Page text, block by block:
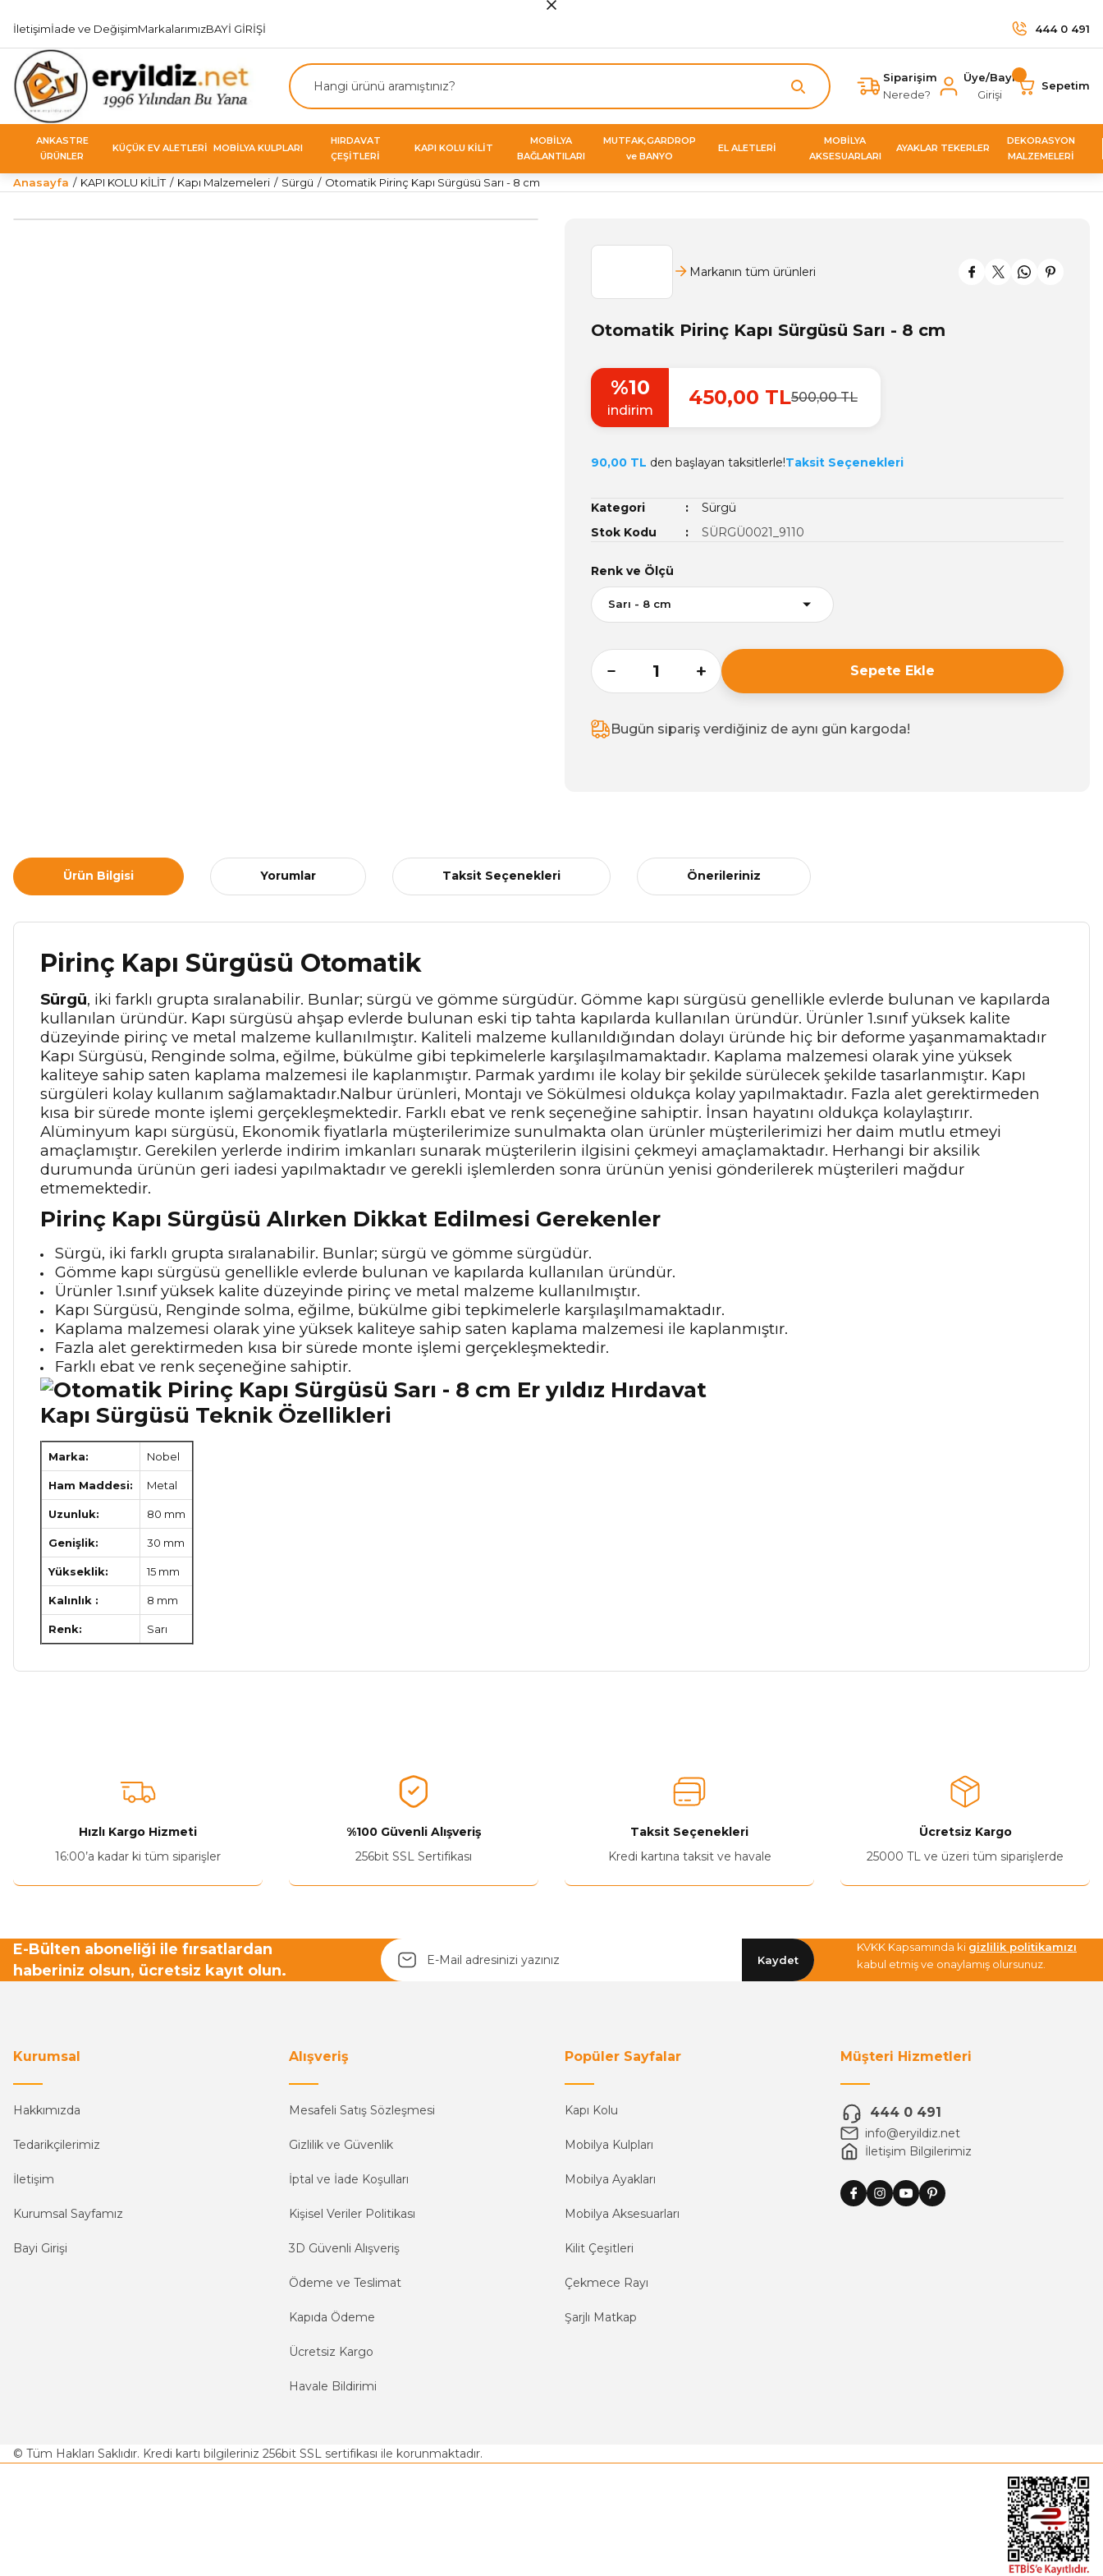
İletişimİade ve DeğişimMarkalarımızBAYİ GİRİŞİ 444 0 491
Siparişim
Nerede?
Üye/Bayi
Girişi
Sepetim
ANKASTRE
ÜRÜNLER
KÜÇÜK EV ALETLERİ MOBİLYA KULPLARI
HIRDAVAT
ÇEŞİTLERİ
KAPI KOLU KİLİT
MOBİLYA
BAĞLANTILARI
MUTFAK,GARDROP
ve BANYO
EL ALETLERİ
MOBİLYA
AKSESUARLARI
AYAKLAR TEKERLER
DEKORASYON
MALZEMELERİ
Anasayfa KAPI KOLU KİLİT Kapı Malzemeleri Sürgü Otomatik Pirinç Kapı Sürgüsü Sarı - 8 cm
Markanın tüm ürünleri
Otomatik Pirinç Kapı Sürgüsü Sarı - 8 cm
%10
indirim
450,00 TL500,00 TL
90,00 TL den başlayan taksitlerle!Taksit Seçenekleri
Kategori
Sürgü
Stok Kodu
SÜRGÜ0021_9110
Renk ve Ölçü
Sepete Ekle
Bugün sipariş verdiğiniz de aynı gün kargoda!
Ürün Bilgisi Yorumlar Taksit Seçenekleri Önerileriniz
Pirinç Kapı Sürgüsü Otomatik
Sürgü, iki farklı grupta sıralanabilir. Bunlar; sürgü ve gömme sürgüdür. Gömme kapı sürgüsü genellikle evlerde bulunan ve kapılarda
kullanılan üründür. Kapı sürgüsü ahşap evlerde bulunan eski tip tahta kapılarda kullanılan üründür. Ürünler 1.sınıf yüksek kalite
düzeyinde pirinç ve metal malzeme kullanılmıştır. Kaliteli malzeme kullanıldığından dolayı üründe hiç bir deforme yaşanmamaktadır
Kapı Sürgüsü, Renginde solma, eğilme, bükülme gibi tepkimelerle karşılaşılmamaktadır. Kaplama malzemesi olarak yine yüksek
kaliteye sahip saten kaplama malzemesi ile kaplanmıştır. Parmak yardımı ile kolay bir şekilde sürülecek şekilde tasarlanmıştır. Kapı
sürgüleri kolay kullanım sağlamaktadır.Nalbur ürünleri, Montajı ve Sökülmesi oldukça kolay yapılmaktadır. Fazla alet gerektirmeden
kısa bir sürede monte işlemi gerçekleşmektedir. Farklı ebat ve renk seçeneğine sahiptir. İnsan hayatını oldukça kolaylaştırır.
Alüminyum kapı sürgüsü, Ekonomik fiyatlarla müşterilerimize sunulmakta olan ürünler müşterilerimizi her daim mutlu etmeyi
amaçlamıştır. Gerekilen yerlerde indirim imkanları sunarak müşterilerin ilgisini çekmeyi amaçlamaktadır. Herhangi bir aksilik
durumunda ürünün geri iadesi yapılmaktadır ve gerekli işlemlerden sonra ürünün yenisi gönderilerek müşterileri mağdur
etmemektedir.
Pirinç Kapı Sürgüsü Alırken Dikkat Edilmesi Gerekenler
Sürgü, iki farklı grupta sıralanabilir. Bunlar; sürgü ve gömme sürgüdür.
Gömme kapı sürgüsü genellikle evlerde bulunan ve kapılarda kullanılan üründür.
Ürünler 1.sınıf yüksek kalite düzeyinde pirinç ve metal malzeme kullanılmıştır.
Kapı Sürgüsü, Renginde solma, eğilme, bükülme gibi tepkimelerle karşılaşılmamaktadır.
Kaplama malzemesi olarak yine yüksek kaliteye sahip saten kaplama malzemesi ile kaplanmıştır.
Fazla alet gerektirmeden kısa bir sürede monte işlemi gerçekleşmektedir.
Farklı ebat ve renk seçeneğine sahiptir.
Kapı Sürgüsü Teknik Özellikleri
Marka: Nobel
Ham Maddesi: Metal
Uzunluk: 80 mm
Genişlik: 30 mm
Yükseklik: 15 mm
Kalınlık : 8 mm
Renk: Sarı
Ürün açıklamasında eksik bilgiler bulunuyor.
Hızlı Kargo Hizmeti
16:00’a kadar ki tüm siparişler
%100 Güvenli Alışveriş
256bit SSL Sertifikası
Taksit Seçenekleri
Kredi kartına taksit ve havale
Ücretsiz Kargo
25000 TL ve üzeri tüm siparişlerde
E-Bülten aboneliği ile fırsatlardan
haberiniz olsun, ücretsiz kayıt olun.
Kaydet
KVKK Kapsamında ki gizlilik politikamızı
kabul etmiş ve onaylamış olursunuz.
Kurumsal
Hakkımızda
Tedarikçilerimiz
İletişim
Kurumsal Sayfamız
Bayi Girişi
Alışveriş
Mesafeli Satış Sözleşmesi
Gizlilik ve Güvenlik
İptal ve İade Koşulları
Kişisel Veriler Politikası
3D Güvenli Alışveriş
Ödeme ve Teslimat
Kapıda Ödeme
Ücretsiz Kargo
Havale Bildirimi
Popüler Sayfalar
Kapı Kolu
Mobilya Kulpları
Mobilya Ayakları
Mobilya Aksesuarları
Kilit Çeşitleri
Çekmece Rayı
Şarjlı Matkap
Müşteri Hizmetleri
444 0 491
info@eryildiz.net
İletişim Bilgilerimiz
© Tüm Hakları Saklıdır. Kredi kartı bilgileriniz 256bit SSL sertifikası ile korunmaktadır.